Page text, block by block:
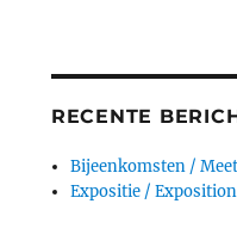
RECENTE
Bijeenkomsten /
Expositie /